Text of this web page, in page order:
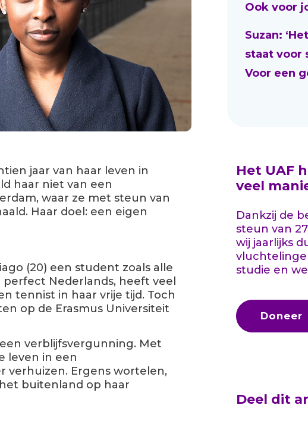
jaar van haar leven in
haar niet van een
waar ze met steun van
Haar doel: een eigen
(20) een student zoals alle
Nederlands, heeft veel
tennist in haar vrije tijd. Toch
op de Erasmus Universiteit
verblijfsvergunning. Met
leven in een
verhuizen. Ergens wortelen,
buitenland op haar
Ook voor
Suzan:
staat voor
Voor een
Het UAF
veel
Dankzij de
steun van
wij jaarlijks
studie en
Doneer
Deel dit